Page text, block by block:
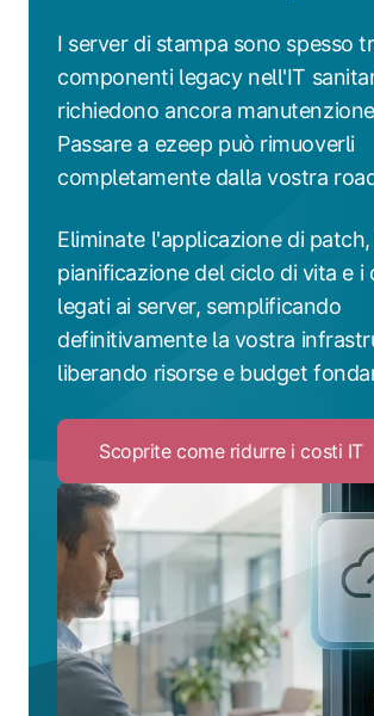
I server di stampa sono spesso
componenti legacy nell'IT
richiedono ancora
Passare a ezeep può rimuoverli
completamente dalla vostra
Eliminate l'applicazione di patch,
pianificazione del ciclo di vita e i
legati ai server, semplificando
definitivamente la vostra
liberando risorse e budget
Scoprite come ridurre i costi IT
i